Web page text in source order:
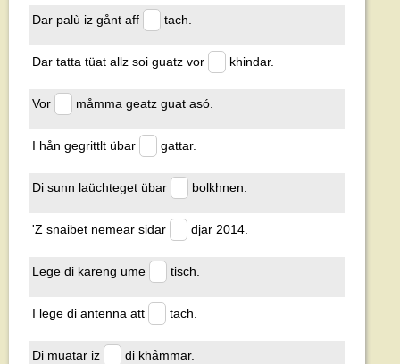
Dar palù iz gånt aff tach.
Dar tatta tüat allz soi guatz vor khindar.
Vor måmma geatz guat asó.
I hån gegrittlt übar gattar.
Di sunn laüchteget übar bolkhnen.
'Z snaibet nemear sidar djar 2014.
Lege di kareng ume tisch.
I lege di antenna att tach.
Di muatar iz di khåmmar.